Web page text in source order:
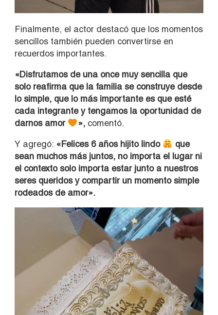
Finalmente, el actor destacó que los momentos
sencillos también pueden convertirse en
recuerdos importantes.
«Disfrutamos de una once muy sencilla que
solo reafirma que la familia se construye desde
lo simple, que lo más importante es que esté
cada integrante y tengamos la oportunidad de
darnos amor
»,comentó.
Y agregó: «Felices 6 años hijito lindo
que
sean muchos más juntos, no importa el lugar ni
el contexto solo importa estar junto a nuestros
seres queridos y compartir un momento simple
rodeados de amor».